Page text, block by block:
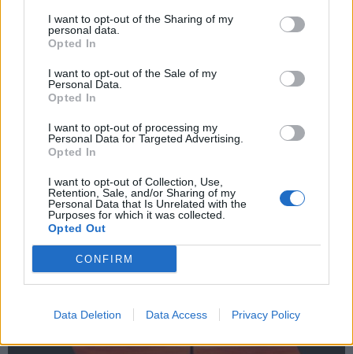
I want to opt-out of the Sharing of my
personal data.
Opted In
I want to opt-out of the Sale of my
Personal Data.
Opted In
I want to opt-out of processing my
Personal Data for Targeted Advertising.
Opted In
I want to opt-out of Collection, Use,
Retention, Sale, and/or Sharing of my
Personal Data that Is Unrelated with the
Purposes for which it was collected.
Opted Out
CONFIRM
Data Deletion Data Access Privacy Policy
CASTRONNO
Le mafie non fanno più rumore, ma non
sono mai state così vicine